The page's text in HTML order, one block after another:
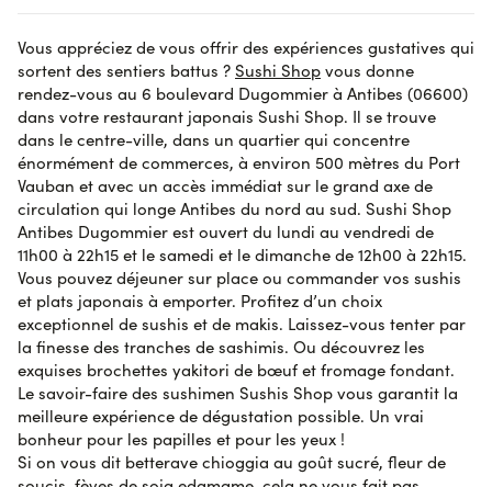
Dominique R.le 29 octobre 2023 AVIS VÉRIFIÉ
Tout est parfait, c’était délicieux
John M.le 29 octobre 2023 AVIS VÉRIFIÉ
les sushis de la box étaient pas super frais j'ai été
déçu
Alyssa H.le 27 octobre 2023 AVIS VÉRIFIÉ
Trop bon
Marine B. le 27 octobre 2023 AVIS VÉRIFIÉ
Je recommande !
Vous appréciez de vous offrir des expériences gustatives qui
sortent des sentiers battus ? Sushi Shop vous donne
rendez-vous au 6 boulevard Dugommier à Antibes (06600)
dans votre restaurant japonais Sushi Shop. Il se trouve
dans le centre-ville, dans un quartier qui concentre
énormément de commerces, à environ 500 mètres du Port
Vauban et avec un accès immédiat sur le grand axe de
circulation qui longe Antibes du nord au sud. Sushi Shop
Antibes Dugommier est ouvert du lundi au vendredi de
11h00 à 22h15 et le samedi et le dimanche de 12h00 à 22h15.
Vous pouvez déjeuner sur place ou commander vos sushis
et plats japonais à emporter. Profitez d’un choix
exceptionnel de sushis et de makis. Laissez-vous tenter par
la finesse des tranches de sashimis. Ou découvrez les
exquises brochettes yakitori de bœuf et fromage fondant.
Le savoir-faire des sushimen Sushis Shop vous garantit la
meilleure expérience de dégustation possible. Un vrai
bonheur pour les papilles et pour les yeux !
Si on vous dit betterave chioggia au goût sucré, fleur de